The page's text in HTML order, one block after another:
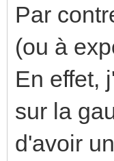
Par
(ou à
En effet,
sur la
d'avoir